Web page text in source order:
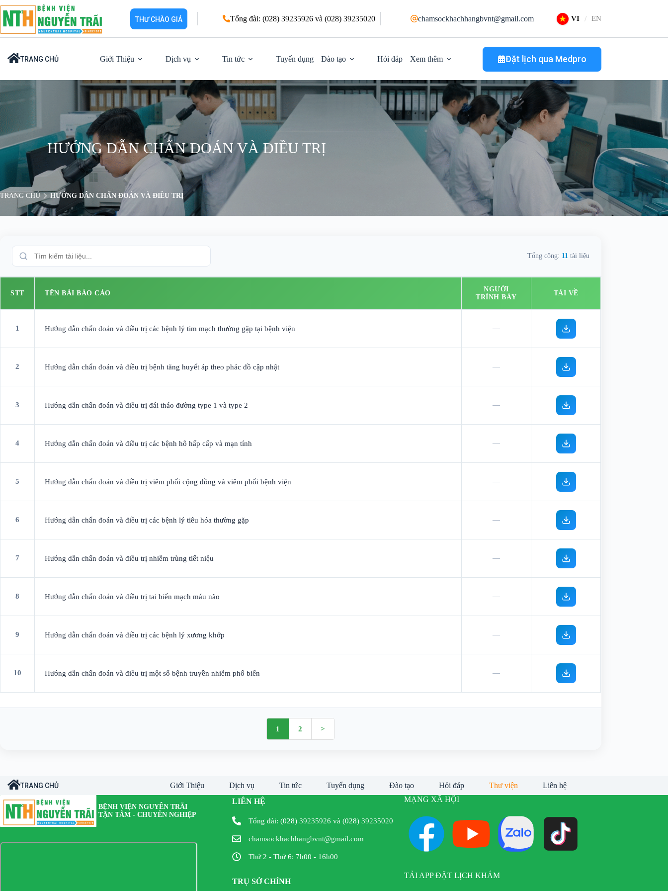
Chuyển
đến
phần
dung
THƯ CHÀO GIÁ Tổng đài: (028) 39235926 và (028) 39235020 chamsockhachhangbvnt@gmail.com EN
VI
TRANG CHỦ Giới Thiệu Dịch vụ Tin tức Tuyển dụng Đào tạo Hỏi đáp Xem thêm Đặt lịch qua Medpro
HƯỚNG DẪN CHẨN ĐOÁN VÀ ĐIỀU TRỊ
TRANG CHỦ HƯỚNG DẪN CHẨN ĐOÁN VÀ ĐIỀU TRỊ
Tổng cộng: 11tài liệu
STT TÊN BÀI BÁO CÁO
NGƯỜI
TRÌNH BÀY
TẢI VỀ
1 Hướng dẫn chẩn đoán và điều trị các bệnh lý tim mạch thường gặp tại bệnh viện —
2 Hướng dẫn chẩn đoán và điều trị bệnh tăng huyết áp theo phác đồ cập nhật —
3 Hướng dẫn chẩn đoán và điều trị đái tháo đường type 1 và type 2 —
4 Hướng dẫn chẩn đoán và điều trị các bệnh hô hấp cấp và mạn tính —
5 Hướng dẫn chẩn đoán và điều trị viêm phổi cộng đồng và viêm phổi bệnh viện —
6 Hướng dẫn chẩn đoán và điều trị các bệnh lý tiêu hóa thường gặp —
7 Hướng dẫn chẩn đoán và điều trị nhiễm trùng tiết niệu —
8 Hướng dẫn chẩn đoán và điều trị tai biến mạch máu não —
9 Hướng dẫn chẩn đoán và điều trị các bệnh lý xương khớp —
10 Hướng dẫn chẩn đoán và điều trị một số bệnh truyền nhiễm phổ biến —
1 2 >
TRANG CHỦ Giới Thiệu Dịch vụ Tin tức Tuyển dụng Đào tạo Hỏi đáp Thư viện Liên hệ
BỆNH VIỆN NGUYỄN TRÃI
TẬN TÂM - CHUYÊN NGHIỆP
LIÊN HỆ
Tổng đài: (028) 39235926 và (028) 39235020
chamsockhachhangbvnt@gmail.com
Thứ 2 - Thứ 6: 7h00 - 16h00
TRỤ SỞ CHÍNH
MẠNG XÃ HỘI
TẢI APP ĐẶT LỊCH KHÁM